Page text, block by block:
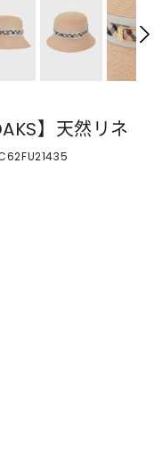
】天然リネ